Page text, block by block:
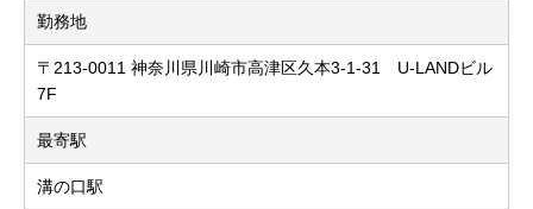
勤務地
〒213-0011 神奈川県川崎市高津区久本3-1-31 U-LANDビル
7F
最寄駅
溝の口駅